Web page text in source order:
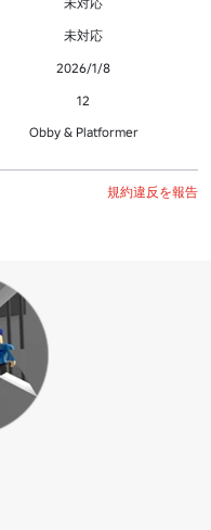
未対応
2026/1/8
12
Obby & Platformer
規約違反を報告